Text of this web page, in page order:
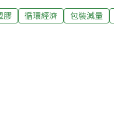
包裝計劃。然而，那些追求
司如此積極，「獲利」也
膠 循環經濟 包裝減量